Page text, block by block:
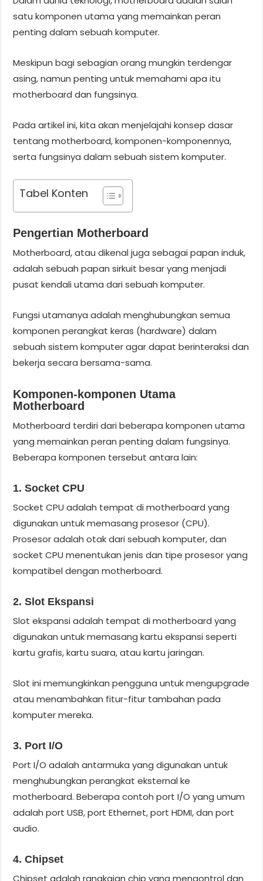
satu komponen utama yang memainkan peran
penting dalam sebuah komputer.
Meskipun bagi sebagian orang mungkin terdengar
asing, namun penting untuk memahami apa itu
motherboard dan fungsinya.
Pada artikel ini, kita akan menjelajahi konsep dasar
tentang motherboard, komponen-komponennya,
serta fungsinya dalam sebuah sistem komputer.
Tabel Konten
Pengertian Motherboard
Motherboard, atau dikenal juga sebagai papan induk,
adalah sebuah papan sirkuit besar yang menjadi
pusat kendali utama dari sebuah komputer.
Fungsi utamanya adalah menghubungkan semua
komponen perangkat keras (hardware) dalam
sebuah sistem komputer agar dapat berinteraksi dan
bekerja secara bersama-sama.
Komponen-komponen Utama
Motherboard
Motherboard terdiri dari beberapa komponen utama
yang memainkan peran penting dalam fungsinya.
Beberapa komponen tersebut antara lain:
1. Socket CPU
Socket CPU adalah tempat di motherboard yang
digunakan untuk memasang prosesor (CPU).
Prosesor adalah otak dari sebuah komputer, dan
socket CPU menentukan jenis dan tipe prosesor yang
kompatibel dengan motherboard.
2. Slot Ekspansi
Slot ekspansi adalah tempat di motherboard yang
digunakan untuk memasang kartu ekspansi seperti
kartu grafis, kartu suara, atau kartu jaringan.
Slot ini memungkinkan pengguna untuk mengupgrade
atau menambahkan fitur-fitur tambahan pada
komputer mereka.
3. Port I/O
Port I/O adalah antarmuka yang digunakan untuk
menghubungkan perangkat eksternal ke
motherboard. Beberapa contoh port I/O yang umum
adalah port USB, port Ethernet, port HDMI, dan port
audio.
4. Chipset
Chipset adalah rangkaian chip yang mengontrol dan